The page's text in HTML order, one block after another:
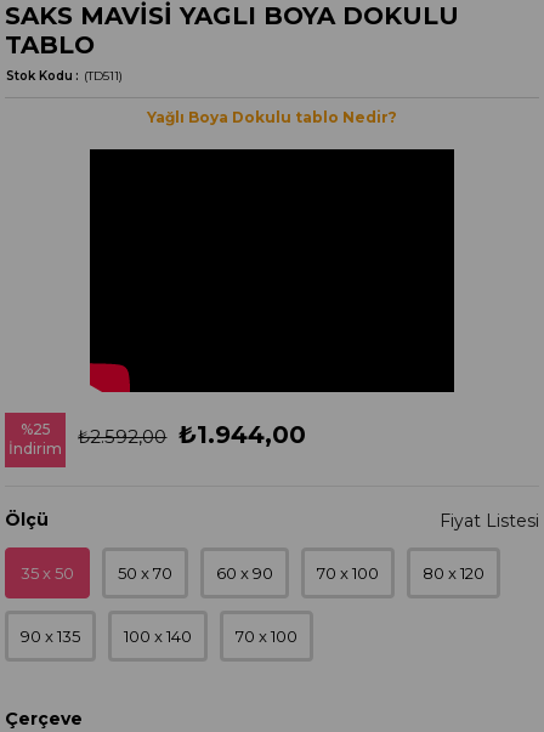
SAKS MAVİSİ YAGLI BOYA DOKULU
TABLO
(TD511)
Stok Kodu
Yağlı Boya Dokulu tablo Nedir?
%25
İndirim
₺2.592,00 ₺1.944,00
Ölçü
35 x 50 50 x 70 60 x 90 70 x 100 80 x 120
90 x 135 100 x 140 70 x 100
Çerçeve